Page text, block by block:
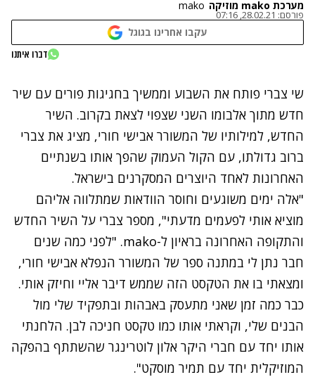
מערכת mako מוזיקה mako
פורסם: 28.02.21, 07:16
עקבו אחרינו בגוגל
נתקלנו בבעיה
דברו איתנו
שי צברי פותח את השבוע וממשיך בחגיגות פורים עם שיר
חדש מתוך אלבומו השני שצפוי לצאת בקרוב. השיר
החדש, למילותיו של המשורר אבישי חורי, מציג את צברי
ברוב גדולתו, עם הקול העמוק שהפך אותו בשנתיים
האחרונות לאחד היוצרים המסקרנים בישראל.
"אלה ימים משוגעים וחוסר הוודאות שמתלווה אליהם
מוציא אותי לפעמים מדעתי", מספר צברי על השיר החדש
והתקופה האחרונה בראיון ל-mako. "
לפני כמה שנים
חבר נתן לי במתנה ספר של המשורר הנפלא אבישי חורי,
ומצאתי בו את הטקסט הזה שממש דיבר אליי וחיזק אותי.
כבר כמה זמן שאני מתעסק באבהות ובתפקיד שלי מול
הבנים שלי, וקראתי אותו כמו טקסט חניכה לבן. הלחנתי
אותו יחד עם חברי היקר אלון לוטרינגר שהשתתף בהפקה
המוזיקלית יחד עם תמיר מוסקט".